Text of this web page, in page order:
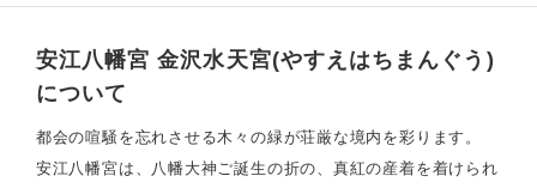
安江八幡宮 金沢水天宮(やすえはちまんぐう)
について
都会の喧騒を忘れさせる木々の緑が荘厳な境内を彩ります。
安江八幡宮は、八幡大神ご誕生の折の、真紅の産着を着けられ